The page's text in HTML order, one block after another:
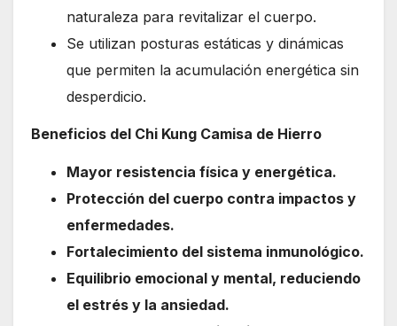
naturaleza para revitalizar el cuerpo.
Se utilizan posturas estáticas y dinámicas
que permiten la acumulación energética sin
desperdicio.
Beneficios del Chi Kung Camisa de Hierro
Mayor resistencia física y energética.
Protección del cuerpo contra impactos y
enfermedades.
Fortalecimiento del sistema inmunológico.
Equilibrio emocional y mental, reduciendo
el estrés y la ansiedad.